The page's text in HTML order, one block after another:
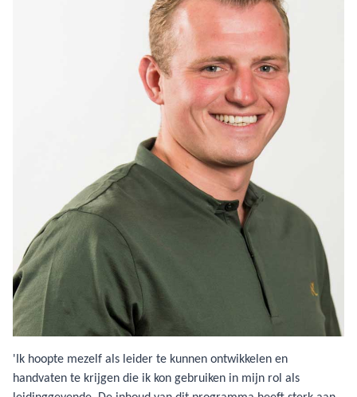
'Ik hoopte mezelf als leider te kunnen ontwikkelen en
handvaten te krijgen die ik kon gebruiken in mijn rol als